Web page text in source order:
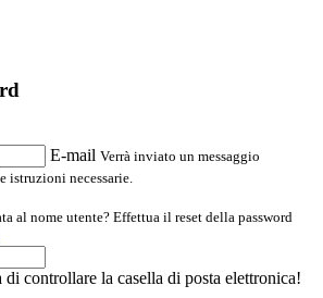
E-mail Verrà inviato un messaggio
istruzioni necessarie.
al nome utente? Effettua il reset della password
controllare la casella di posta elettronica!